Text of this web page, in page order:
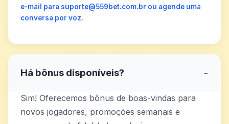
e-mail para suporte@559bet.com.br ou agende uma
conversa por voz.
Há bônus disponíveis? −
Sim! Oferecemos bônus de boas-vindas para
novos jogadores, promoções semanais e